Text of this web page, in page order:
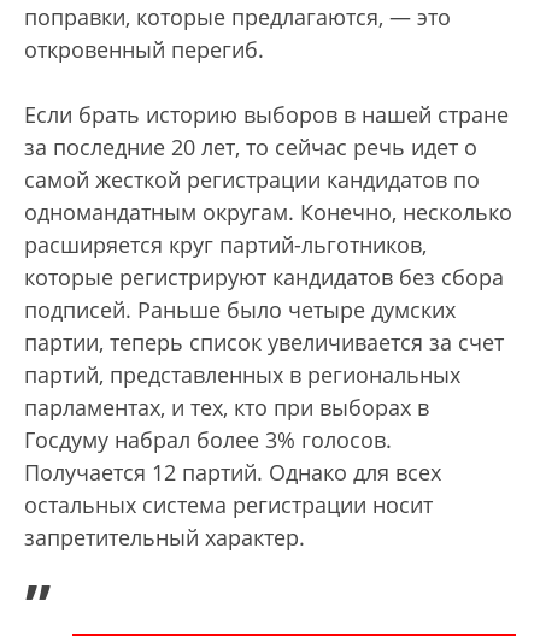
поправки, которые предлагаются, — это
откровенный перегиб.
Если брать историю выборов в нашей стране
за последние 20 лет, то сейчас речь идет о
самой жесткой регистрации кандидатов по
одномандатным округам. Конечно, несколько
расширяется круг партий-льготников,
которые регистрируют кандидатов без сбора
подписей. Раньше было четыре думских
партии, теперь список увеличивается за счет
партий, представленных в региональных
парламентах, и тех, кто при выборах в
Госдуму набрал более 3% голосов.
Получается 12 партий. Однако для всех
остальных система регистрации носит
запретительный характер.
„